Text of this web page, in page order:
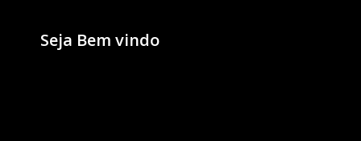
Seja Bem vindo